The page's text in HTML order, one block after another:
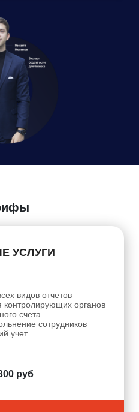
УСЛУГИ
видов отчетов
контролирующих органов
счета
сотрудников
учет
руб